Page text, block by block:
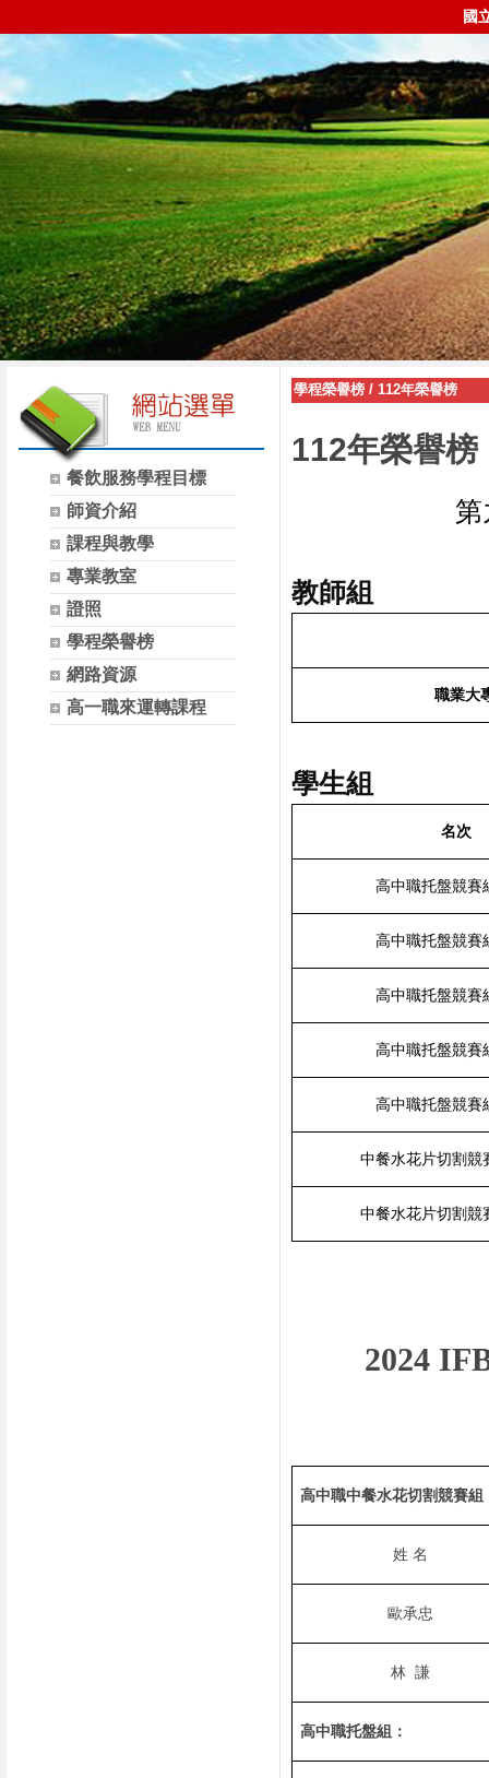
國
餐飲服務學程目標
師資介紹
課程與教學
專業教室
證照
學程榮譽榜
網路資源
高一職來運轉課程
學程榮譽榜 / 112年榮譽榜
112年榮譽榜
教師組
職業大
學生組
名次
高中職托盤競賽
高中職托盤競賽
高中職托盤競賽
高中職托盤競賽
高中職托盤競賽
中餐水花片切割競
中餐水花片切割競
2024
高中職中餐水花切割競賽組
姓 名
歐承忠
林 謙
高中職托盤組：